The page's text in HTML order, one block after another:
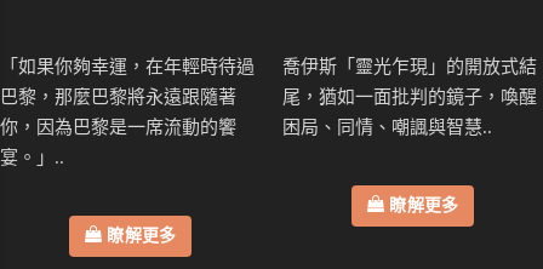
「如果你夠幸運，在年輕時待過
巴黎，那麼巴黎將永遠跟隨著
你，因為巴黎是一席流動的饗
宴。」..
瞭解更多
喬伊斯「靈光乍現」的開放式結
尾，猶如一面批判的鏡子，喚醒
困局、同情、嘲諷與智慧..
瞭解更多